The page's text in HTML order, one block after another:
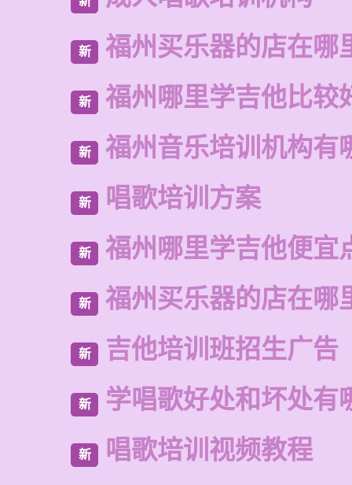
新 福州买乐器的店在哪
新 福州哪里学吉他比较
新 福州音乐培训机构有
新 唱歌培训方案
新 福州哪里学吉他便宜
新 福州买乐器的店在哪
新 吉他培训班招生广告
新 学唱歌好处和坏处有
新 唱歌培训视频教程